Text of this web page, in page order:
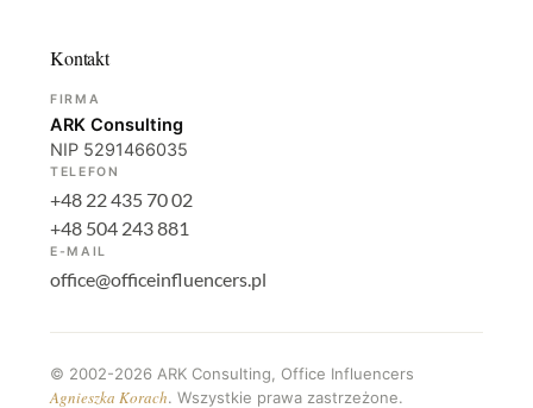
Kontakt
FIRMA
ARK Consulting
NIP 5291466035
TELEFON
+48 22 435 70 02
+48 504 243 881
E-MAIL
office@officeinfluencers.pl
© 2002-2026 ARK Consulting, Office Influencers
Agnieszka Korach. Wszystkie prawa zastrzeżone.